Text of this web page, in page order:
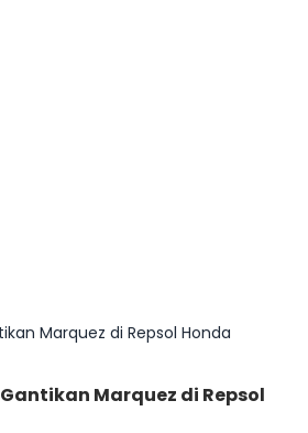
Marquez di Repsol Honda
Marquez di Repsol